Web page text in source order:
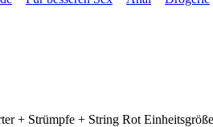
+ Strümpfe + String Rot Einheitsgröße